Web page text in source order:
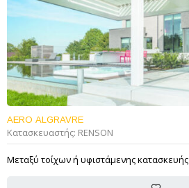
AERO ALGRAVRE
Κατασκευαστής: RENSON
Μεταξύ τοίχων ή υφιστάμενης κατασκευής